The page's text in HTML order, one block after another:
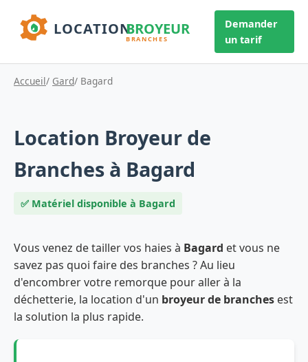
Demander
un tarif
Accueil/ Gard/ Bagard
Location Broyeur de
Branches à Bagard
✅ Matériel disponible à Bagard
Vous venez de tailler vos haies à Bagard et vous ne
savez pas quoi faire des branches ? Au lieu
d'encombrer votre remorque pour aller à la
déchetterie, la location d'un broyeur de branches est
la solution la plus rapide.